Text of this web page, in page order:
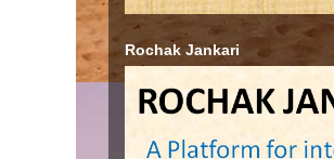
Rochak Jankari